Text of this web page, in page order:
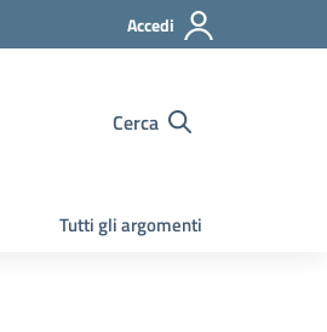
Accedi
Cerca
Tutti gli argomenti